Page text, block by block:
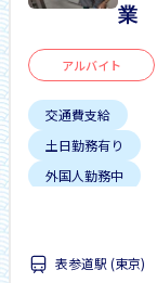
業
アルバイト
交通費支給
土日勤務有り
外国人勤務中
短時間
駅から
表参道駅 (東京)